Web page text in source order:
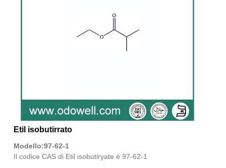
Etil isobutirrato
Modello:97-62-1
Il codice CAS di Etil isobutiryate è 97-62-1